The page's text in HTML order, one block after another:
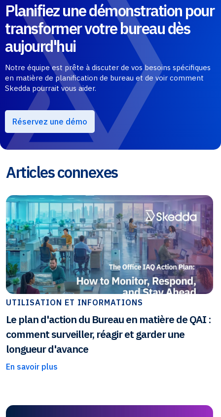
Planifiez une démonstration pour
transformer votre bureau dès
aujourd'hui
Notre équipe est prête à discuter de vos besoins spécifiques
en matière de planification de bureau et de voir comment
Skedda pourrait vous aider.
Réservez une démo
Articles connexes
UTILISATION ET INFORMATIONS
Le plan d'action du Bureau en matière de QAI :
comment surveiller, réagir et garder une
longueur d'avance
En savoir plus